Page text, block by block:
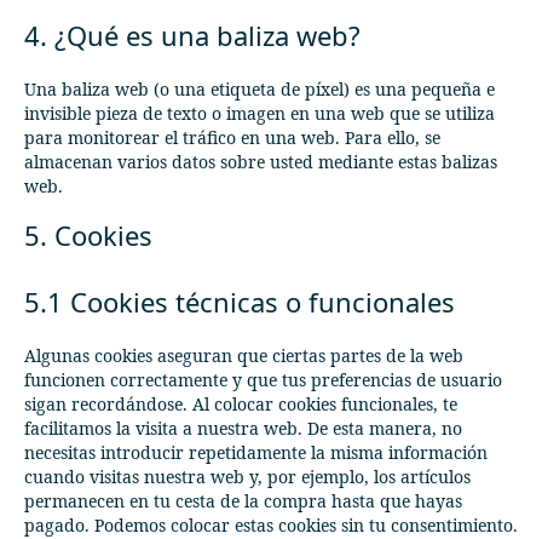
4. ¿Qué es una baliza web?
Una baliza web (o una etiqueta de píxel) es una pequeña e
invisible pieza de texto o imagen en una web que se utiliza
para monitorear el tráfico en una web. Para ello, se
almacenan varios datos sobre usted mediante estas balizas
web.
5. Cookies
5.1 Cookies técnicas o funcionales
Algunas cookies aseguran que ciertas partes de la web
funcionen correctamente y que tus preferencias de usuario
sigan recordándose. Al colocar cookies funcionales, te
facilitamos la visita a nuestra web. De esta manera, no
necesitas introducir repetidamente la misma información
cuando visitas nuestra web y, por ejemplo, los artículos
permanecen en tu cesta de la compra hasta que hayas
pagado. Podemos colocar estas cookies sin tu consentimiento.